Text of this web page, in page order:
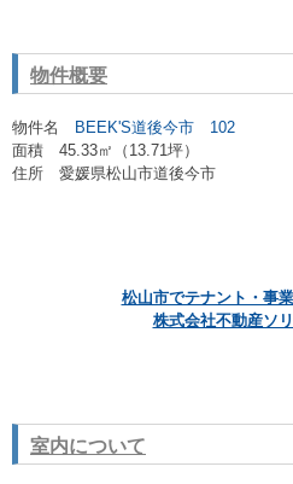
物件概要
物件名
BEEK'S道後今市 102
面積 45.33㎡（13.71坪）
住所 愛媛県松山市道後今市
松山市でテナント・事
株式会社不動産ソ
室内について